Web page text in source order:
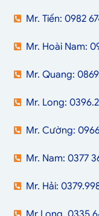
Mr. Tiến: 0982
Mr. Hoài Nam:
Mr. Quang:
Mr. Long:
Mr. Cường:
Mr. Nam: 0377
Mr. Hải: